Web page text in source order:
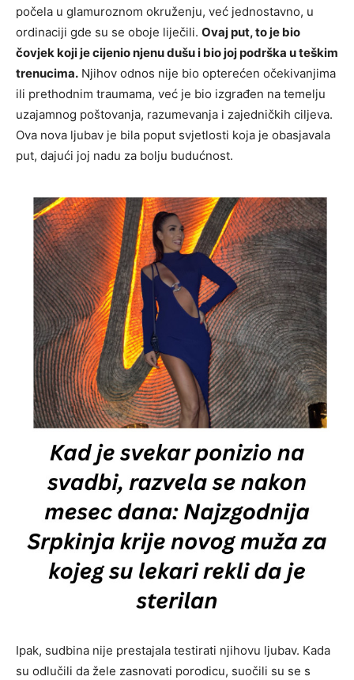
počela u glamuroznom okruženju, već jednostavno, u
ordinaciji gde su se oboje liječili. Ovaj put, to je bio
čovjek koji je cijenio njenu dušu i bio joj podrška u teškim
trenucima. Njihov odnos nije bio opterećen očekivanjima
ili prethodnim traumama, već je bio izgrađen na temelju
uzajamnog poštovanja, razumevanja i zajedničkih ciljeva.
Ova nova ljubav je bila poput svjetlosti koja je obasjavala
put, dajući joj nadu za bolju budućnost.
Ipak, sudbina nije prestajala testirati njihovu ljubav. Kada
su odlučili da žele zasnovati porodicu, suočili su se s